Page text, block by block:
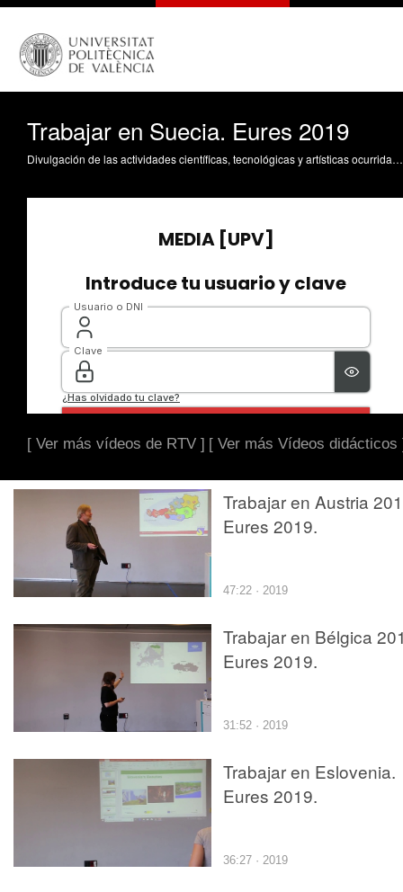
Trabajar en Suecia. Eures 2019
Divulgación de las actividades científicas, tecnológicas y artísticas ocurridas en los tres campus de la UPV
[ Ver más vídeos de RTV ] [ Ver más Vídeos didácticos
Trabajar en Austria
Eures 2019.
47:22 · 2019
Trabajar en Bélgica
Eures 2019.
31:52 · 2019
Trabajar en Eslovenia.
Eures 2019.
36:27 · 2019